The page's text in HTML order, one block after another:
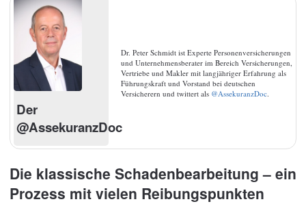
Der
@AssekuranzDoc
Dr. Peter Schmidt ist Experte Personenversicherungen
und Unternehmensberater im Bereich Versicherungen,
Vertriebe und Makler mit langjähriger Erfahrung als
Führungskraft und Vorstand bei deutschen
Versicherern und twittert als @AssekuranzDoc.
Die klassische Schadenbearbeitung – ein
Prozess mit vielen Reibungspunkten